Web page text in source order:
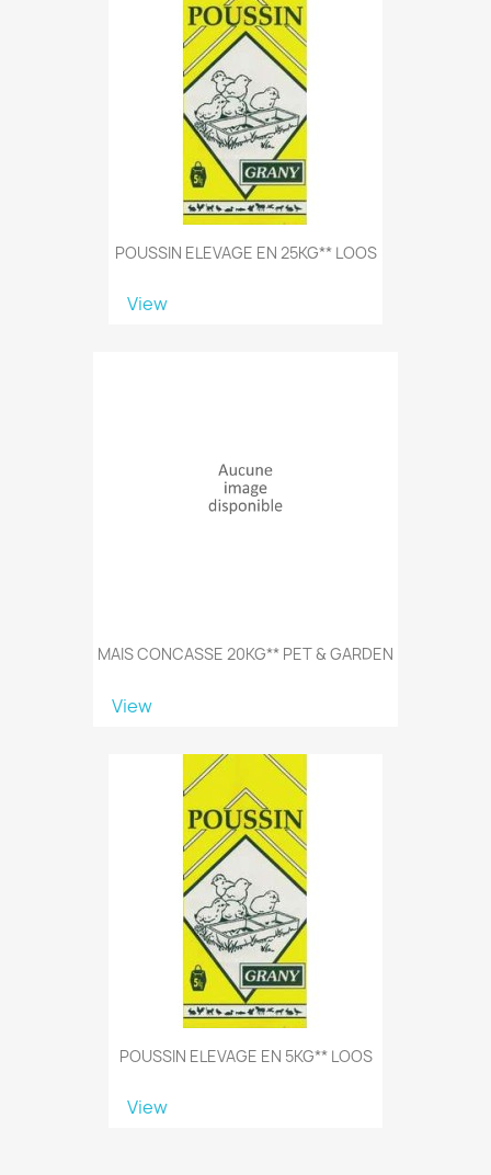
POUSSIN ELEVAGE EN 25KG** LOOS
View
MAIS CONCASSE 20KG** PET & GARDEN
View
POUSSIN ELEVAGE EN 5KG** LOOS
View